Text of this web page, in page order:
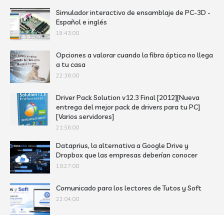
Simulador interactivo de ensamblaje de PC-3D -
Español e inglés
19:43:00
Opciones a valorar cuando la fibra óptica no llega
a tu casa
22:36:00
Driver Pack Solution v12.3 Final [2012][Nueva
entrega del mejor pack de drivers para tu PC]
[Varios servidores]
21:56:00
Dataprius, la alternativa a Google Drive y
Dropbox que las empresas deberían conocer
10:27:00
Comunicado para los lectores de Tutos y Soft
22:04:00